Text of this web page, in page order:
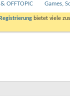
OFFTOPIC Games,
Registrierung bietet viele